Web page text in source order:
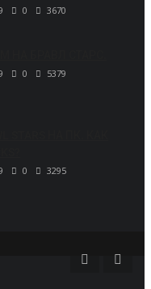
0 3670
0 5379
0 3295